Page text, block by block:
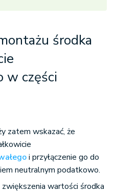
środka
w części
zatem wskazać, że
i przyłączenie go do
neutralnym podatkowo.
wartości środka